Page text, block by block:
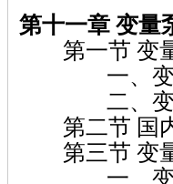
第十一章 变量
第一节 变量
一、变量
二、变量
第二节 国内
第三节 变量
一、变量